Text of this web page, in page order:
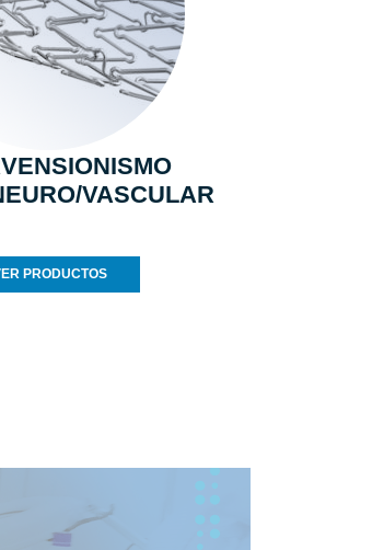
VASCULAR
PRODUCTOS